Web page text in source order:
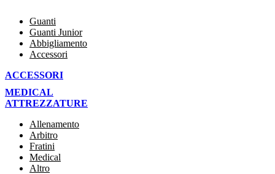
Guanti
Guanti Junior
Abbigliamento
Accessori
ACCESSORI
MEDICAL
ATTREZZATURE
Allenamento
Arbitro
Fratini
Medical
Altro